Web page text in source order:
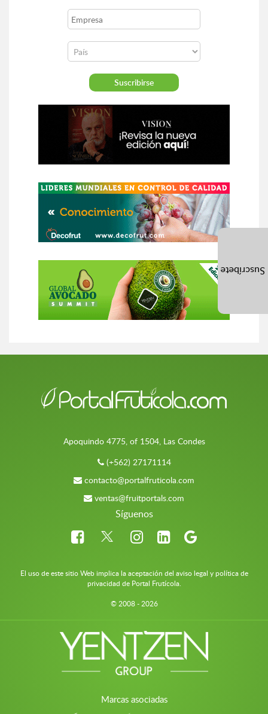
Apoquindo 4775, of 1504, Las Condes
(+562) 27171114
contacto@portalfruticola.com
ventas@fruitportals.com
Síguenos
El uso de este sitio Web implica la aceptación del aviso legal y política de
privacidad de Portal Frutícola.
© 2008 - 2026
Marcas asociadas
Suscríbete